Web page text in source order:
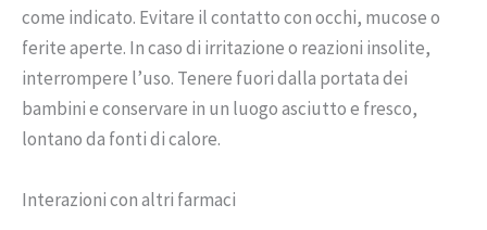
come indicato. Evitare il contatto con occhi, mucose o
ferite aperte. In caso di irritazione o reazioni insolite,
interrompere l’uso. Tenere fuori dalla portata dei
bambini e conservare in un luogo asciutto e fresco,
lontano da fonti di calore.
Interazioni con altri farmaci